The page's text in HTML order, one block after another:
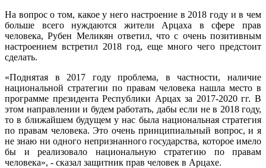
На вопрос о том, какое у него настроение в 2018 году и в чем
больше всего нуждаются жители Арцаха в сфере прав
человека, Рубен Меликян ответил, что с очень позитивным
настроением встретил 2018 год, еще много чего предстоит
сделать.
«Поднятая в 2017 году проблема, в частности, наличие
национальной стратегии по правам человека нашла место в
программе президента Республики Арцах за 2017-2020 гг. В
этом направлении и будем работать, дабы если не в 2018 году,
то в ближайшем будущем у нас была национальная стратегия
по правам человека. Это очень принципиальный вопрос, и я
не знаю ни одного непризнанного государства, которое имело
бы и реализовало национальную стратегию по правам
человека», - сказал защитник прав человек в Арцахе.